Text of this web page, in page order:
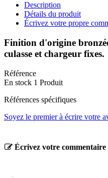
Description
Détails du produit
Écrivez votre propre
Finition d'origine
culasse et chargeur fixes.
Référence
En stock 1 Produit
Références spécifiques
Soyez le premier à écrire votre
Écrivez votre commentaire